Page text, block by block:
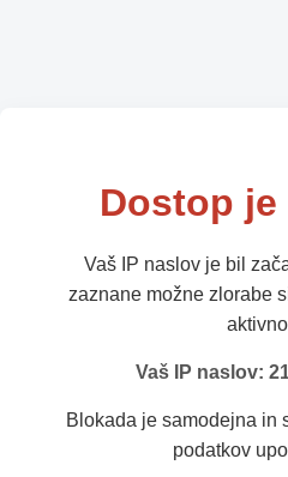
Dostop
Vaš IP naslov je bil
zaznane možne zlorabe
Vaš IP naslov:
Blokada je samodejna in
podatkov